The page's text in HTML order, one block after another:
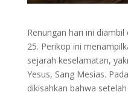
Renungan hari ini
25. Perikop ini
sejarah keselamatan,
Yesus, Sang Mesias.
dikisahkan bahwa